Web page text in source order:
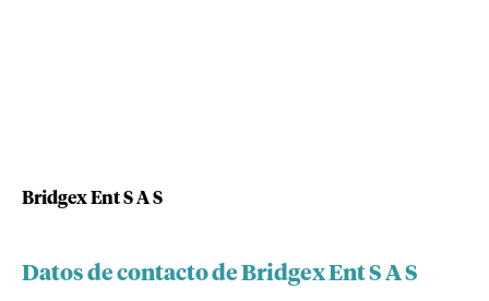
Bridgex Ent S A S
Datos de contacto de Bridgex Ent S A S